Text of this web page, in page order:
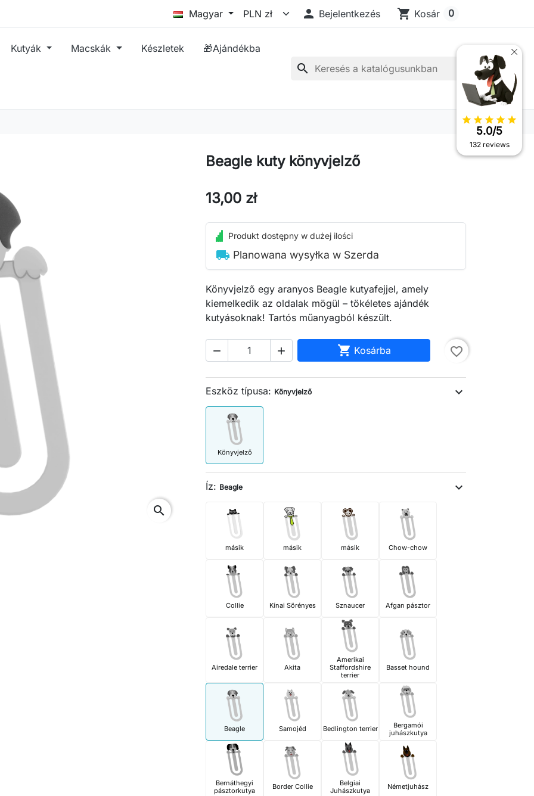
Magyar  Bejelentkezés shopping_cart Kosár 0
Kutyák Macskák Készletek 🎁Ajándékba
search
search
Beagle kuty könyvjelző
13,00 zł
Produkt dostępny w dużej ilości
local_shipping Planowana wysyłka w Szerda
Könyvjelző egy aranyos Beagle kutyafejjel, amely
kiemelkedik az oldalak mögül – tökéletes ajándék
kutyásoknak! Tartós műanyagból készült.
   Kosárba favorite_border
Eszköz típusa: Könyvjelző expand_more
Könyvjelző
Íz: Beagle expand_more
másik másik másik Chow-chow
Collie Kínai Sörényes Sznaucer Afgan pásztor
Airedale terrier Akita
Amerikai
Staffordshire
terrier
Basset hound
Beagle Samojéd Bedlington terrier
Bergamói
juhászkutya
Bernáthegyi
pásztorkutya
Border Collie
Belgiai
Juhászkutya
Németjuhász
star star star star star
5.0/5
132 reviews